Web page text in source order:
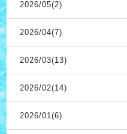
2026/05(2)
2026/04(7)
2026/03(13)
2026/02(14)
2026/01(6)